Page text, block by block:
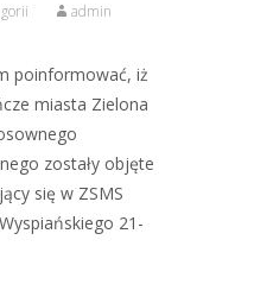
admin
poinformować, iż
miasta Zielona
zostały objęte
się w ZSMS
21-